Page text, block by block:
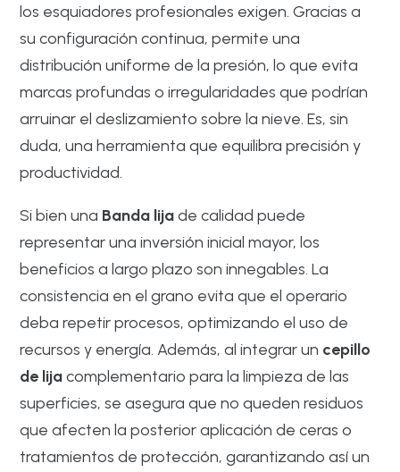
los esquiadores profesionales exigen. Gracias a
su configuración continua, permite una
distribución uniforme de la presión, lo que evita
marcas profundas o irregularidades que podrían
arruinar el deslizamiento sobre la nieve. Es, sin
duda, una herramienta que equilibra precisión y
productividad.
Si bien una Banda lijade calidad puede
representar una inversión inicial mayor, los
beneficios a largo plazo son innegables. La
consistencia en el grano evita que el operario
deba repetir procesos, optimizando el uso de
recursos y energía. Además, al integrar un cepillo
de lijacomplementario para la limpieza de las
superficies, se asegura que no queden residuos
que afecten la posterior aplicación de ceras o
tratamientos de protección, garantizando así un